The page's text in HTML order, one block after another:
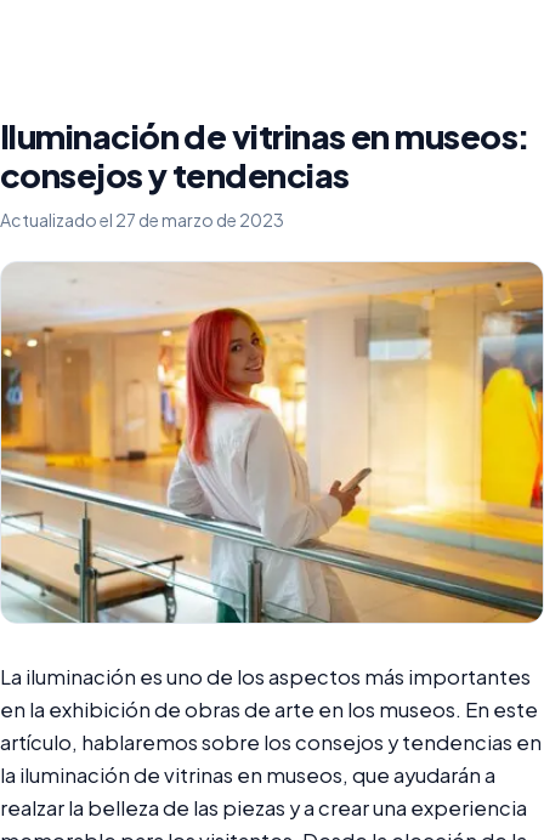
Iluminación de vitrinas en museos:
consejos y tendencias
Actualizado el 27 de marzo de 2023
La iluminación es uno de los aspectos más importantes
en la exhibición de obras de arte en los museos. En este
artículo, hablaremos sobre los consejos y tendencias en
la iluminación de vitrinas en museos, que ayudarán a
realzar la belleza de las piezas y a crear una experiencia